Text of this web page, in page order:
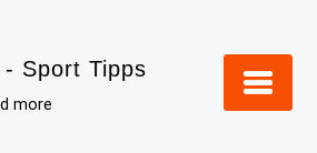
Sport Tipps
more